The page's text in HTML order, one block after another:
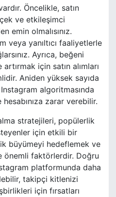
Öncelikle, satın
ve etkileşimci
emin olmalısınız.
veya yanıltıcı faaliyetlerle
Ayrıca, beğeni
için satın alımları
Aniden yüksek sayıda
algoritmasında
zarar verebilir.
stratejileri, popülerlik
için etkili bir
büyümeyi hedeflemek ve
önemli faktörlerdir. Doğru
platformunda daha
takipçi kitlenizi
için fırsatları